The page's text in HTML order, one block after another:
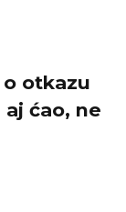
otkazu
aj ćao, ne